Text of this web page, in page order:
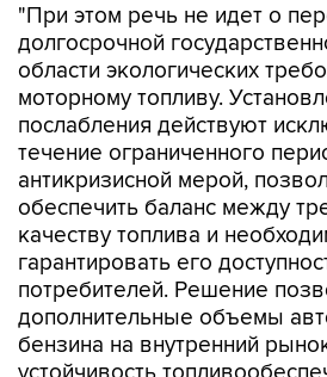
"При этом речь не идет о
долгосрочной
области экологических
моторному топливу.
послабления действуют
течение ограниченного
антикризисной мерой,
обеспечить баланс между
качеству топлива и
гарантировать его
потребителей. Решение
дополнительные объемы
бензина на внутренний